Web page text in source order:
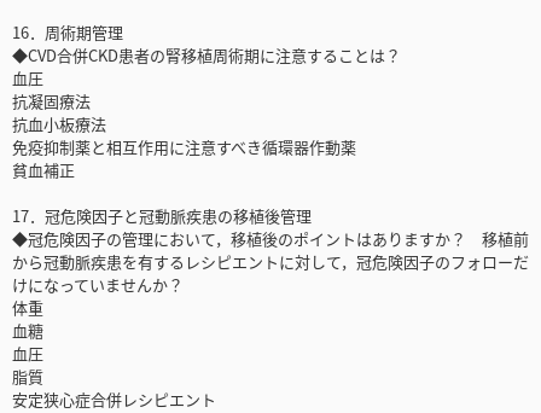
16．周術期管理
◆CVD合併CKD患者の腎移植周術期に注意することは？
血圧
抗凝固療法
抗血小板療法
免疫抑制薬と相互作用に注意すべき循環器作動薬
貧血補正
17．冠危険因子と冠動脈疾患の移植後管理
◆冠危険因子の管理において，移植後のポイントはありますか？ 移植前
から冠動脈疾患を有するレシピエントに対して，冠危険因子のフォローだ
けになっていませんか？
体重
血糖
血圧
脂質
安定狭心症合併レシピエント